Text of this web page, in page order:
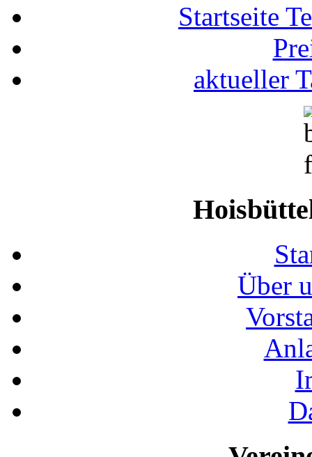
Startseite
aktueller
Über